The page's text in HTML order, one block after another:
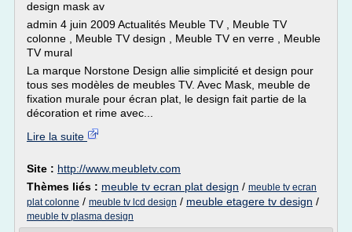
design mask av
admin 4 juin 2009 Actualités Meuble TV , Meuble TV
colonne , Meuble TV design , Meuble TV en verre , Meuble
TV mural
La marque Norstone Design allie simplicité et design pour
tous ses modèles de meubles TV. Avec Mask, meuble de
fixation murale pour écran plat, le design fait partie de la
décoration et rime avec...
Lire la suite
Site : http://www.meubletv.com
Thèmes liés : meuble tv ecran plat design / meuble tv ecran
plat colonne / meuble tv lcd design / meuble etagere tv design /
meuble tv plasma design